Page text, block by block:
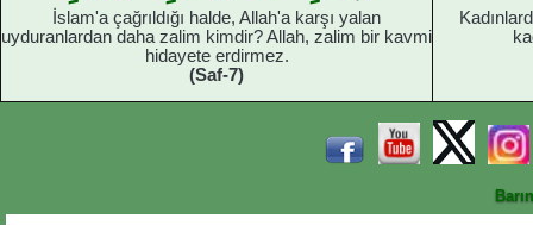
İslam'a çağrıldığı halde, Allah'a karşı yalan
uyduranlardan daha zalim kimdir? Allah, zalim bir kavmi
hidayete erdirmez.
(Saf-7)